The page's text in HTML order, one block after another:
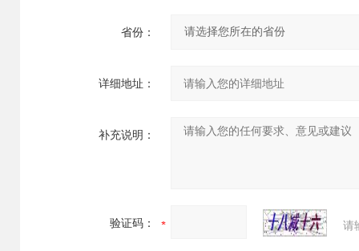
省份：
详细地址：
补充说明：
验证码： 请